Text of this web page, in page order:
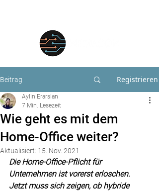
Beitrag Registrieren
Wie geht es mit dem
Home-Office weiter?
Aylin Erarslan
7 Min. Lesezeit
Aktualisiert: 15. Nov. 2021
Die Home-Office-Pflicht für
Unternehmen ist vorerst erloschen.
Jetzt muss sich zeigen, ob hybride